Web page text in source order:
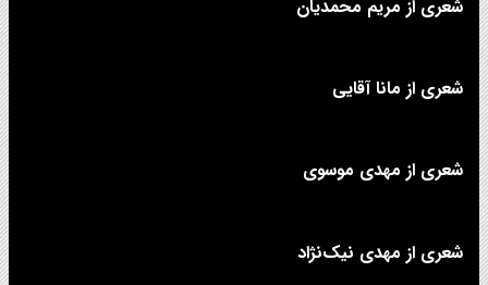
شعری از مریم محمدیان
شعری از مانا آقایی
شعری از مهدی موسوی
شعری از مهدی نیک‌نژاد